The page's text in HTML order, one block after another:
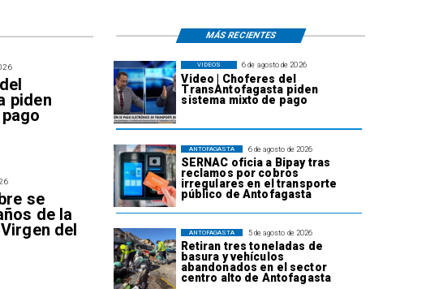
6 de agosto de 2026
Video | Choferes del
TransAntofagasta piden
sistema mixto de pago
VIDEOS
6 de agosto de 2026
SERNAC oficia a Bipay tras
reclamos por cobros
irregulares en el transporte
público de Antofagasta
ANTOFAGASTA
5 de agosto de 2026
Retiran tres toneladas de
basura y vehículos
abandonados en el sector
centro alto de Antofagasta
ANTOFAGASTA
piden
se
de la
del
MÁS RECIENTES